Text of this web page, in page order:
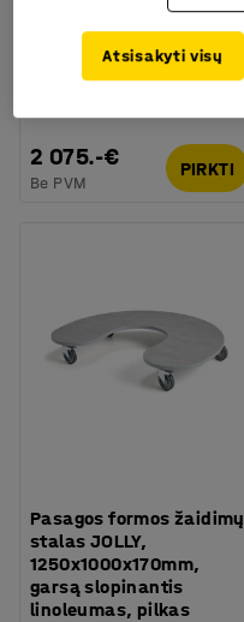
Mobilus daugiafunkcis
stalas MOLLY
Prekės kodas:350002
2 075.-€
Be PVM
PIRKTI
Pasagos formos žaidimų
stalas JOLLY,
1250x1000x170mm,
garsą slopinantis
linoleumas, pilkas
Atsisakyti visų